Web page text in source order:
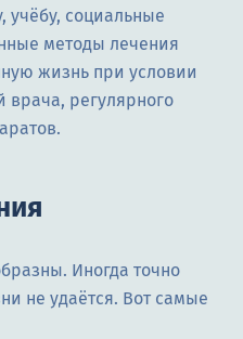
учёбу, социальные
методы лечения
жизнь при условии
регулярного
Иногда точно
не удаётся. Вот самые